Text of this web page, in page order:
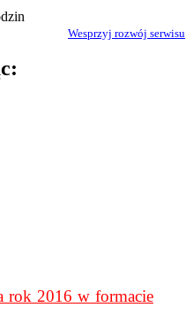
Wesprzyj rozwój serwisu
2016 w formacie